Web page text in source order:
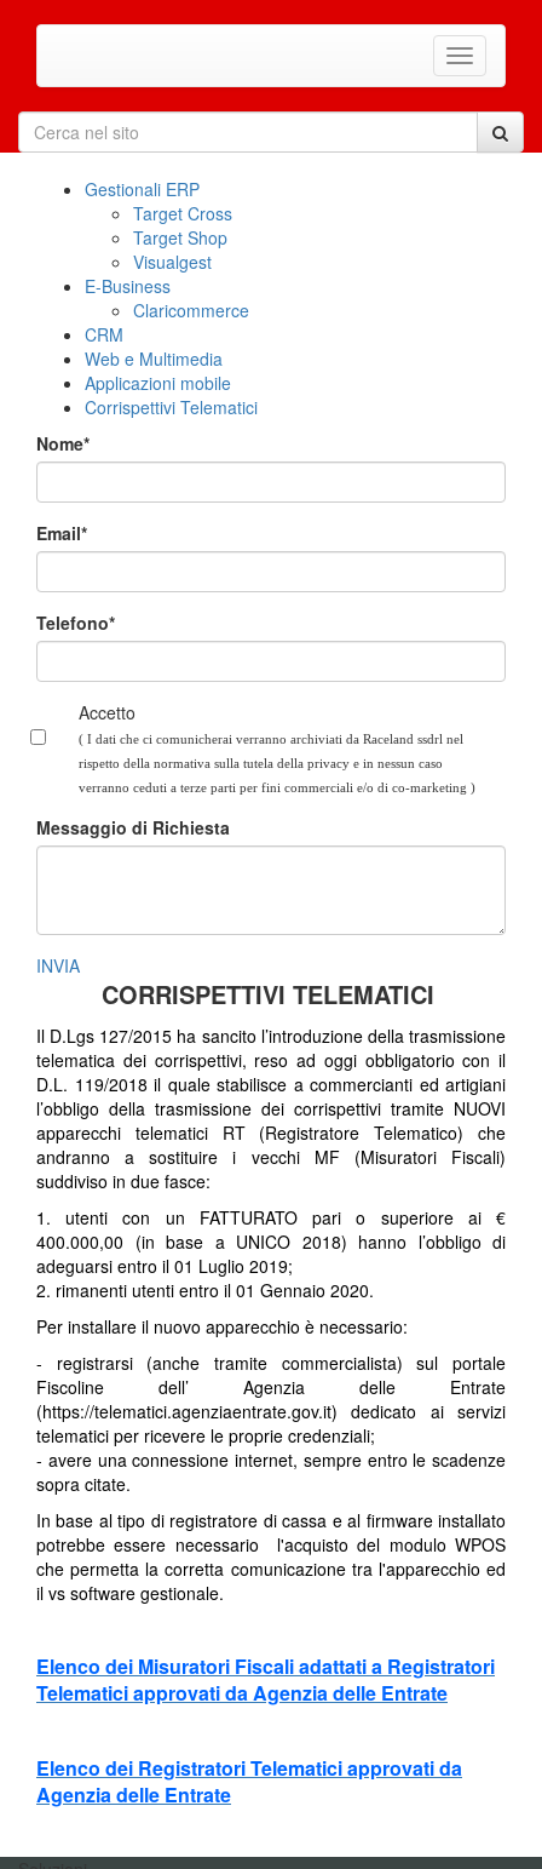
Gestionali ERP
Target Cross
Target Shop
Visualgest
E-Business
Claricommerce
CRM
Web e Multimedia
Applicazioni mobile
Corrispettivi Telematici
Nome*
Email*
Telefono*
Accetto
( I dati che ci comunicherai verranno archiviati da Raceland ssdrl nel
rispetto della normativa sulla tutela della privacy e in nessun caso
verranno ceduti a terze parti per fini commerciali e/o di co-marketing )
Messaggio di Richiesta
INVIA
CORRISPETTIVI TELEMATICI
Il D.Lgs 127/2015 ha sancito l’introduzione della trasmissione
telematica dei corrispettivi, reso ad oggi obbligatorio con il
D.L. 119/2018 il quale stabilisce a commercianti ed artigiani
l’obbligo della trasmissione dei corrispettivi tramite NUOVI
apparecchi telematici RT (Registratore Telematico) che
andranno a sostituire i vecchi MF (Misuratori Fiscali)
suddiviso in due fasce:
1. utenti con un FATTURATO pari o superiore ai €
400.000,00 (in base a UNICO 2018) hanno l’obbligo di
adeguarsi entro il 01 Luglio 2019;
2. rimanenti utenti entro il 01 Gennaio 2020.
Per installare il nuovo apparecchio è necessario:
- registrarsi (anche tramite commercialista) sul portale
Fiscoline dell’ Agenzia delle Entrate
(https://telematici.agenziaentrate.gov.it) dedicato ai servizi
telematici per ricevere le proprie credenziali;
- avere una connessione internet, sempre entro le scadenze
sopra citate.
In base al tipo di registratore di cassa e al firmware installato
potrebbe essere necessario l'acquisto del modulo WPOS
che permetta la corretta comunicazione tra l'apparecchio ed
il vs software gestionale.
Elenco dei Misuratori Fiscali adattati a Registratori
Telematici approvati da Agenzia delle Entrate
Elenco dei Registratori Telematici approvati da
Agenzia delle Entrate